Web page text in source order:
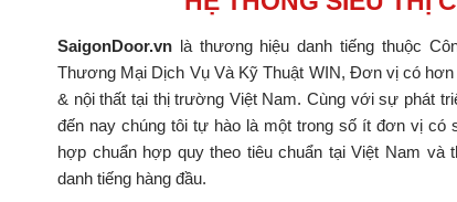
SaigonDoor.vn là thương hiệu danh tiếng thuộc
Thương Mại Dịch Vụ Và Kỹ Thuật WIN, Đơn vị có
& nội thất tại thị trường Việt Nam. Cùng với sự phát
đến nay chúng tôi tự hào là một trong số ít đơn vị
hợp chuẩn hợp quy theo tiêu chuẩn tại Việt Nam và
danh tiếng hàng đầu.